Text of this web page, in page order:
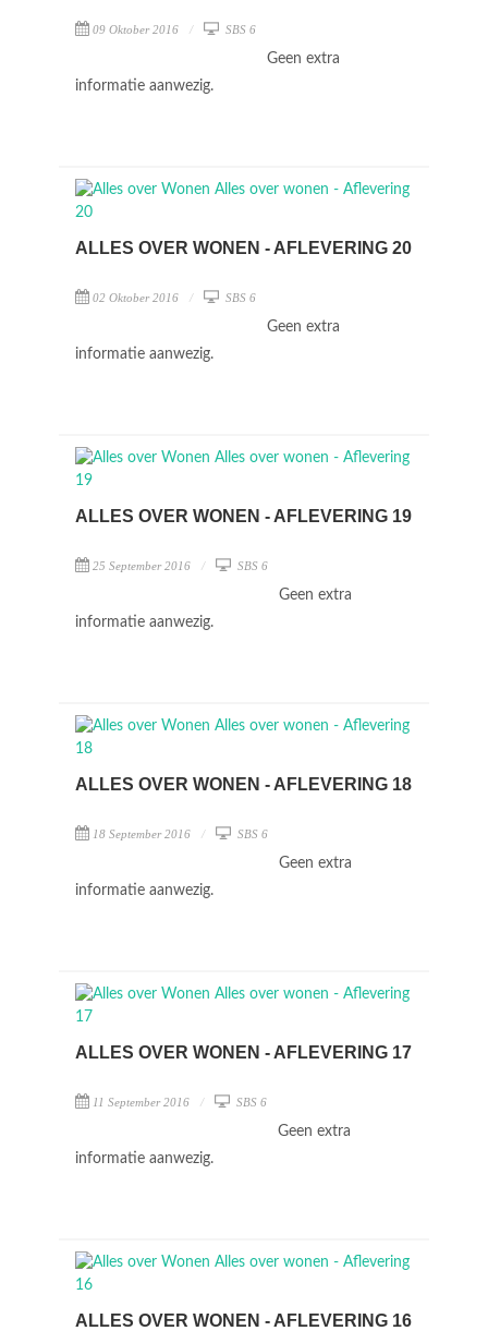
09 Oktober 2016 SBS 6
Geen extra
informatie aanwezig.
ALLES OVER WONEN - AFLEVERING 20
02 Oktober 2016 SBS 6
Geen extra
informatie aanwezig.
ALLES OVER WONEN - AFLEVERING 19
25 September 2016 SBS 6
Geen extra
informatie aanwezig.
ALLES OVER WONEN - AFLEVERING 18
18 September 2016 SBS 6
Geen extra
informatie aanwezig.
ALLES OVER WONEN - AFLEVERING 17
11 September 2016 SBS 6
Geen extra
informatie aanwezig.
ALLES OVER WONEN - AFLEVERING 16